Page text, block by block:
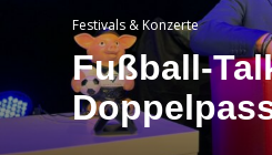
Festivals & Konzerte
Fußball-